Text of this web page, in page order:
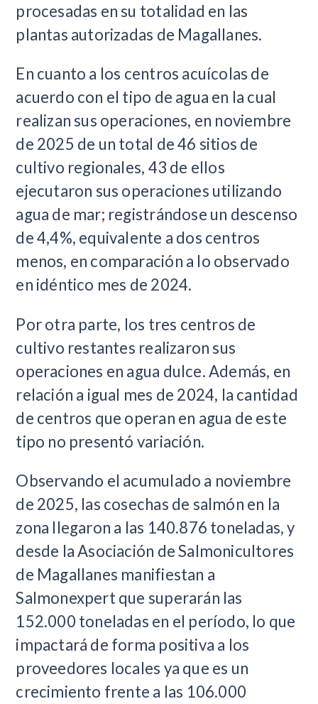
procesadas en su totalidad en las
plantas autorizadas de Magallanes.
En cuanto a los centros acuícolas de
acuerdo con el tipo de agua en la cual
realizan sus operaciones, en noviembre
de 2025 de un total de 46 sitios de
cultivo regionales, 43 de ellos
ejecutaron sus operaciones utilizando
agua de mar; registrándose un descenso
de 4,4%, equivalente a dos centros
menos, en comparación a lo observado
en idéntico mes de 2024.
Por otra parte, los tres centros de
cultivo restantes realizaron sus
operaciones en agua dulce. Además, en
relación a igual mes de 2024, la cantidad
de centros que operan en agua de este
tipo no presentó variación.
Observando el acumulado a noviembre
de 2025, las cosechas de salmón en la
zona llegaron a las 140.876 toneladas, y
desde la Asociación de Salmonicultores
de Magallanes manifiestan a
Salmonexpert que superarán las
152.000 toneladas en el período, lo que
impactará de forma positiva a los
proveedores locales ya que es un
crecimiento frente a las 106.000